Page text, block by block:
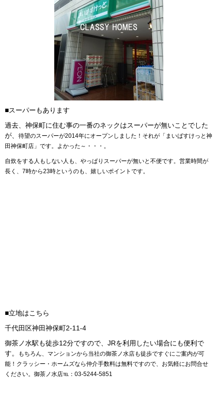
■スーパーもあります
過去、神保町に住む事の一番のネックはスーパーが無いことでした
が、 待望のスーパーが2014年にオープンしました！ それが「まいばすけっと神
田神保町店」です。よかった～・・・。
自炊をする人もしない人も、やっぱりスーパーが無いと不便です。営業時間が
長く、7時から23時というのも、嬉しいポイントです。
■立地はこちら
千代田区神田神保町2-11-4
御茶ノ水駅も徒歩12分ですので、JRを利用したい場合にも便利で
す。
もちろん、マンションから当社の御茶ノ水店も徒歩ですぐにご案内が可
能！クラッシー・ホームズなら仲介手数料は無料ですので、お気軽にお問合せ
ください。 御茶ノ水店℡：03-5244-5851